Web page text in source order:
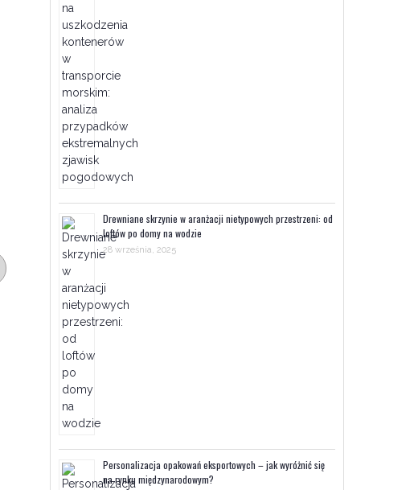
Drewniane skrzynie w aranżacji nietypowych przestrzeni: od
loftów po domy na wodzie
28 września, 2025
Personalizacja opakowań eksportowych – jak wyróżnić się
na rynku międzynarodowym?